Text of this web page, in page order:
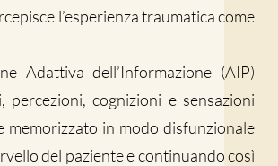
l’esperienza traumatica come
Adattiva dell’Informazione (AIP)
percezioni, cognizioni e sensazioni
in modo disfunzionale
del paziente e continuando così